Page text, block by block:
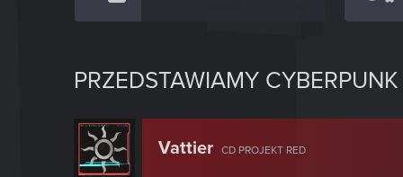
PRZEDSTAWIAMY
Vattier CD PROJEKT RED